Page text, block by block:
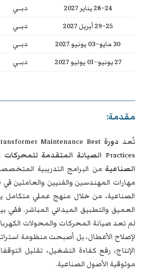
24–28 يناير 2027
دبــي
25–29 أبريل 2027
دبــي
30 مايو–03 يونيو 2027
دبــي
27 يونيو–01 يوليو 2027
دبــي
مقدمة:
تُعد دورة Maintenance Best
Practices الصيانة المتقدمة للمحركات
الصناعيةمن البرامج التدريبية
مهارات المهندسين والفنيين والعاملين في
الصناعية، من خلال منهج عملي متكامل
العميق والتطبيق الميداني المباشر. ففي
لم تعد صيانة المحركات والمحولات
لإصلاح الأعطال، بل أصبحت منظومة
الإنتاج، رفع كفاءة التشغيل، تقليل
موثوقية الأصول الصناعية.